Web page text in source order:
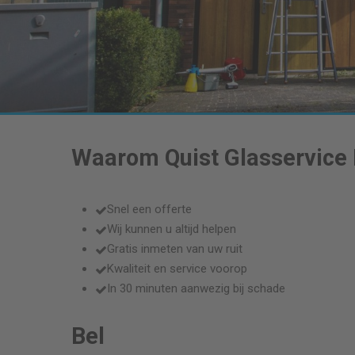
Waarom Quist Glasservice
Snel een offerte
Wij kunnen u altijd helpen
Gratis inmeten van uw ruit
Kwaliteit en service voorop
In 30 minuten aanwezig bij schade
Bel